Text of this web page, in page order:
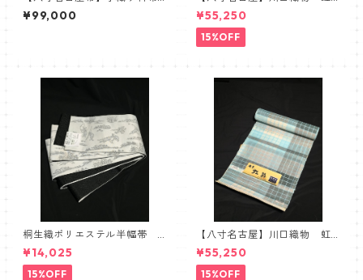
名古屋帯 シナ布 砧打ち
八寸名古屋
¥99,000
彩 麻八寸名古屋帯 ブル
ー グリーン
¥55,250
15%OFF
桐生織ポリエステル半幅帯
半巾帯 鳥獣戯画 ホワイ
ト モノトーン ブラック
グレー
¥14,025
15%OFF
【八寸名古屋】川口織物 虹
彩 麻八寸名古屋帯 ブラッ
ク 水色
¥55,250
15%OFF